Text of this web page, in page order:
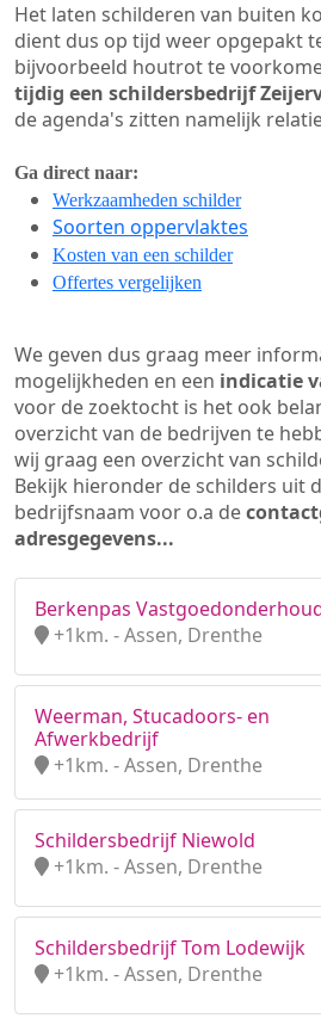
Het laten schilderen van buiten
dient dus op tijd weer opgepakt
bijvoorbeeld houtrot te
tijdig een schildersbedrijf
de agenda's zitten namelijk
Ga direct naar:
Werkzaamheden schilder
Soorten oppervlaktes
Kosten van een schilder
Offertes vergelijken
We geven dus graag meer
mogelijkheden en een indicatie
voor de zoektocht is het ook
overzicht van de bedrijven te
wij graag een overzicht van
Bekijk hieronder de schilders uit
bedrijfsnaam voor o.a de
adresgegevens...
Berkenpas
+1km. - Assen, Drenthe
Weerman, Stucadoors- en
Afwerkbedrijf
+1km. - Assen, Drenthe
Schildersbedrijf Niewold
+1km. - Assen, Drenthe
Schildersbedrijf Tom Lodewijk
+1km. - Assen, Drenthe